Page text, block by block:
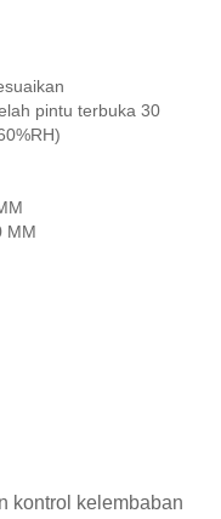
pintu terbuka 30
MM
kontrol kelembaban